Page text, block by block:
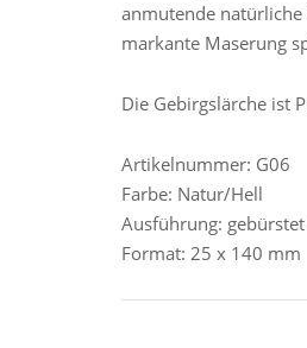
anmutende natürliche
markante Maserung
Die Gebirgslärche ist
Artikelnummer: G06
Farbe: Natur/Hell
Ausführung:
Format: 25 x 140 mm